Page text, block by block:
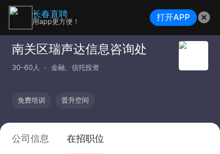
南关区瑞声达信息咨询处
30-60人 金融、信托投资
免费培训 晋升空间
公司信息 在招职位
长春直聘
用app更方便！ 打开APP